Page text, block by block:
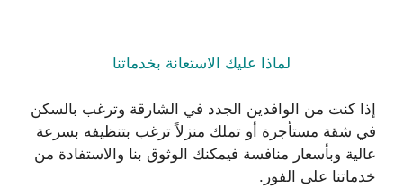
لماذا عليك الاستعانة بخدماتنا
إذا كنت من الوافدين الجدد في الشارقة وترغب بالسكن
في شقة مستأجرة أو تملك منزلاً ترغب بتنظيفه بسرعة
عالية وبأسعار منافسة فيمكنك الوثوق بنا والاستفادة من
خدماتنا على الفور.